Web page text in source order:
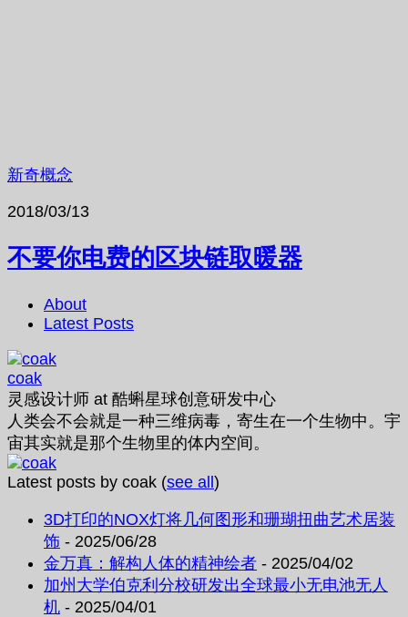
新奇概念
2018/03/13
不要你电费的区块链取暖器
About
Latest Posts
coak
灵感设计师 at 酷蝌星球创意研发中心
人类会不会就是一种三维病毒，寄生在一个生物中。宇
宙其实就是那个生物里的体内空间。
Latest posts by coak (see all)
3D打印的NOX灯将几何图形和珊瑚扭曲艺术居装
饰 - 2025/06/28
金万真：解构人体的精神绘者 - 2025/04/02
加州大学伯克利分校研发出全球最小无电池无人
机 - 2025/04/01